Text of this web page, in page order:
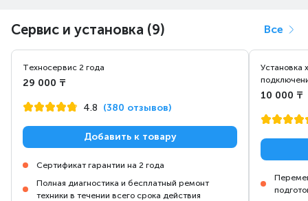
Сервис и установка (9) Все
Техносервис 2 года
29 000 ₸
4.8 (380 отзывов)
Добавить к товару
Сертификат гарантии на 2 года
Полная диагностика и бесплатный ремонт
техники в течении всего срока действия
Установка
10 000 ₸